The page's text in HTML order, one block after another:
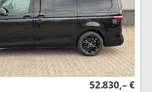
52.830,– €